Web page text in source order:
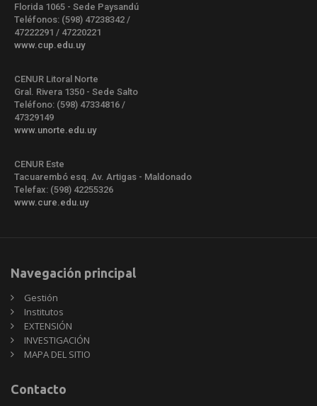
Florida 1065 - Sede Paysandú
Teléfonos: (598) 47238342 /
47222291 / 47220221
www.cup.edu.uy
CENUR Litoral Norte
Gral. Rivera 1350 - Sede Salto
Teléfono: (598) 47334816 /
47329149
www.unorte.edu.uy
CENUR Este
Tacuarembó esq. Av. Artigas - Maldonado
Telefax: (598) 42255326
www.cure.edu.uy
Navegación principal
Gestión
Institutos
EXTENSIÓN
INVESTIGACIÓN
MAPA DEL SITIO
Contacto